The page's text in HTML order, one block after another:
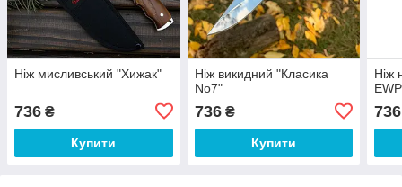
Ніж мисливський "Хижак"
736 ₴
Купити
Ніж викидний "Класика
No7"
736₴
Купити
Ніж
EWP
736